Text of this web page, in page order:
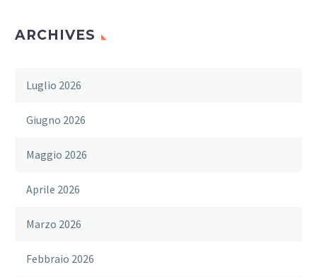
ARCHIVES
Luglio 2026
Giugno 2026
Maggio 2026
Aprile 2026
Marzo 2026
Febbraio 2026